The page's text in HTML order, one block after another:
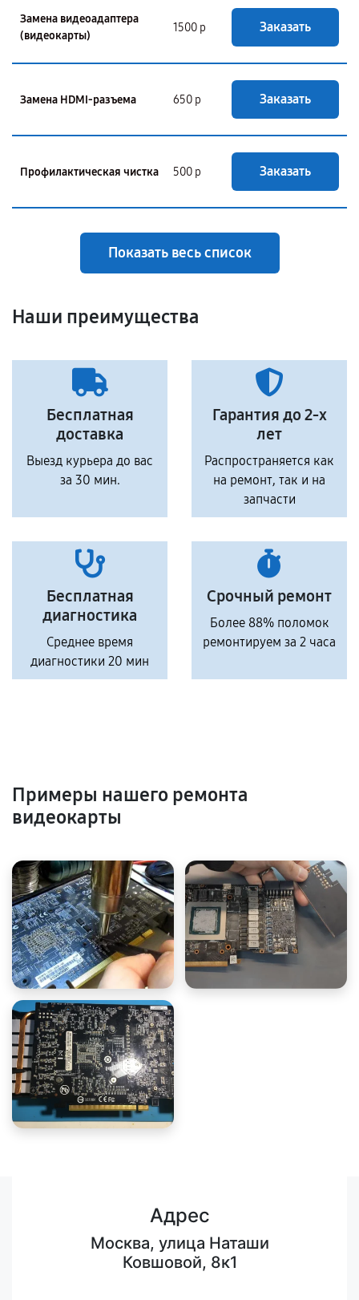
Замена видеоадаптера
(видеокарты)
1500 р Заказать
Замена HDMI-разъема 650 р Заказать
Профилактическая чистка 500 р Заказать
Показать весь список
Наши преимущества
Бесплатная
доставка
Выезд курьера до вас
за 30 мин.
Гарантия до 2-х
лет
Распространяется как
на ремонт, так и на
запчасти
Бесплатная
диагностика
Среднее время
диагностики 20 мин
Срочный ремонт
Более 88% поломок
ремонтируем за 2 часа
Примеры нашего ремонта
видеокарты
Адрес
Москва, улица Наташи
Ковшовой, 8к1